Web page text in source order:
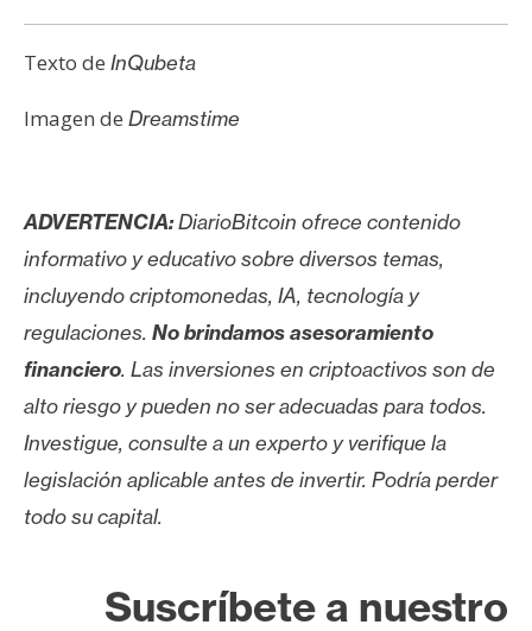
Texto de InQubeta
Imagen de Dreamstime
ADVERTENCIA:DiarioBitcoin ofrece contenido
informativo y educativo sobre diversos temas,
incluyendo criptomonedas, IA, tecnología y
regulaciones. No brindamos asesoramiento
financiero. Las inversiones en criptoactivos son de
alto riesgo y pueden no ser adecuadas para todos.
Investigue, consulte a un experto y verifique la
legislación aplicable antes de invertir. Podría perder
todo su capital.
Suscríbete a nuestro